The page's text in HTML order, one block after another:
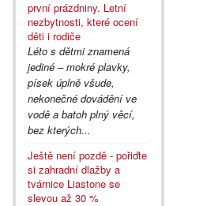
první prázdniny. Letní
nezbytnosti, které ocení
děti i rodiče
Léto s dětmi znamená
jediné – mokré plavky,
písek úplně všude,
nekonečné dovádění ve
vodě a batoh plný věcí,
bez kterých...
Ještě není pozdě - pořiďte
si zahradní dlažby a
tvárnice Liastone se
slevou až 30 %